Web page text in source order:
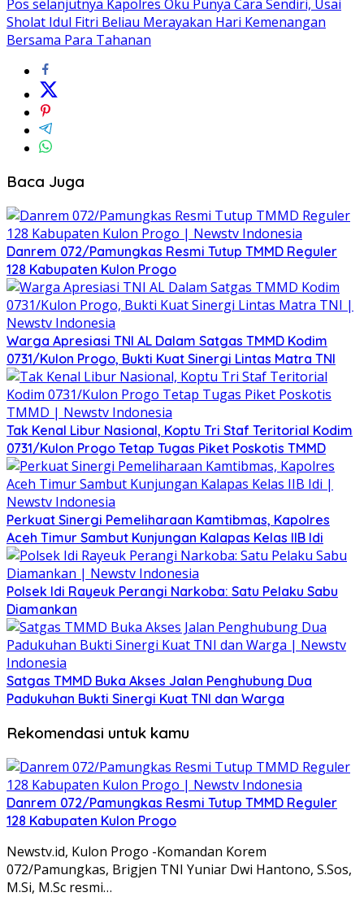
Pos selanjutnya Kapolres Oku Punya Cara Sendiri, Usai
Sholat Idul Fitri Beliau Merayakan Hari Kemenangan
Bersama Para Tahanan
Baca Juga
Danrem 072/Pamungkas Resmi Tutup TMMD Reguler
128 Kabupaten Kulon Progo
Warga Apresiasi TNI AL Dalam Satgas TMMD Kodim
0731/Kulon Progo, Bukti Kuat Sinergi Lintas Matra TNI
Tak Kenal Libur Nasional, Koptu Tri Staf Teritorial Kodim
0731/Kulon Progo Tetap Tugas Piket Poskotis TMMD
Perkuat Sinergi Pemeliharaan Kamtibmas, Kapolres
Aceh Timur Sambut Kunjungan Kalapas Kelas IIB Idi
Polsek Idi Rayeuk Perangi Narkoba: Satu Pelaku Sabu
Diamankan
Satgas TMMD Buka Akses Jalan Penghubung Dua
Padukuhan Bukti Sinergi Kuat TNI dan Warga
Rekomendasi untuk kamu
Danrem 072/Pamungkas Resmi Tutup TMMD Reguler
128 Kabupaten Kulon Progo
Newstv.id, Kulon Progo -Komandan Korem
072/Pamungkas, Brigjen TNI Yuniar Dwi Hantono, S.Sos,
M.Si, M.Sc resmi…